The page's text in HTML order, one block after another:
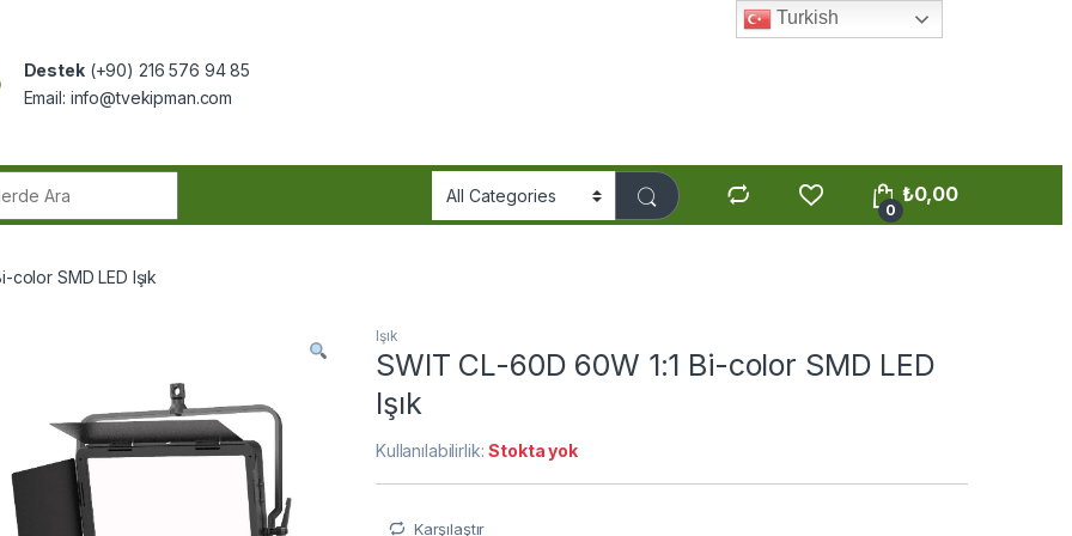
Destek(+90) 216 576 94 85
Email: info@tvekipman.com
0
₺0,00
color SMD LED Işık
Işık
SWIT CL-60D 60W 1:1 Bi-color SMD LED
Işık
Kullanılabilirlik:Stokta yok
Karşılaştır
Turkish